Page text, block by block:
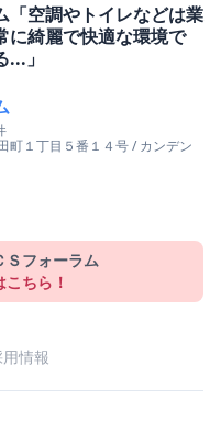
「空調やトイレなどは業
に綺麗で快適な環境で
」
町１丁目５番１４号/カンデン
Ｓフォーラム
ちら！
情報